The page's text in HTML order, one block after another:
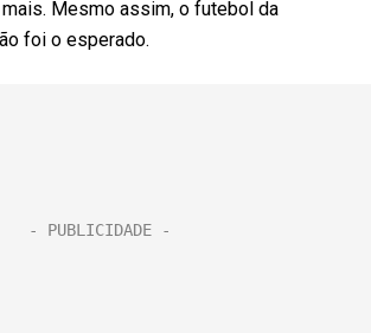
Mesmo assim, o futebol da
foi o esperado.